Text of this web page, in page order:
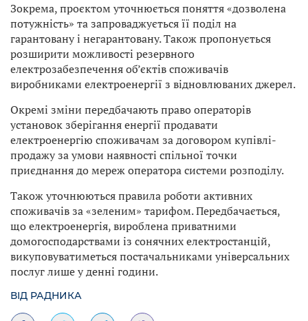
Зокрема, проєктом уточнюється поняття «дозволена
потужність» та запроваджується її поділ на
гарантовану і негарантовану. Також пропонується
розширити можливості резервного
електрозабезпечення об’єктів споживачів
виробниками електроенергії з відновлюваних джерел.
Окремі зміни передбачають право операторів
установок зберігання енергії продавати
електроенергію споживачам за договором купівлі-
продажу за умови наявності спільної точки
приєднання до мереж оператора системи розподілу.
Також уточнюються правила роботи активних
споживачів за «зеленим» тарифом. Передбачається,
що електроенергія, вироблена приватними
домогосподарствами із сонячних електростанцій,
викуповуватиметься постачальниками універсальних
послуг лише у денні години.
ВІД РАДНИКА